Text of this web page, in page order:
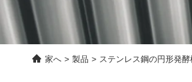
家へ > 製品 > ステンレス鋼の円形発酵